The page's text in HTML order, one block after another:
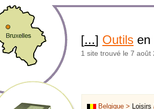
[...] Outils en
1 site trouvé le 7 août
Belgique > Loisirs